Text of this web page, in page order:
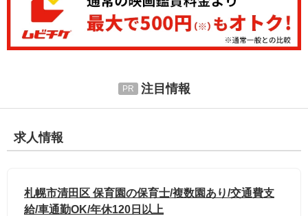
注目情報
求人情報
札幌市清田区 保育園の保育士/複数園あり/交通費支
給/車通勤OK/年休120日以上